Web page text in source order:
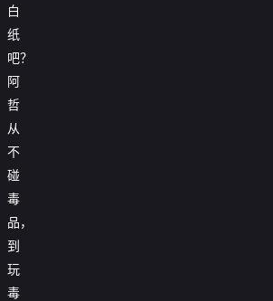
白
纸
吧？
阿
哲
从
不
碰
毒
品，
到
玩
毒